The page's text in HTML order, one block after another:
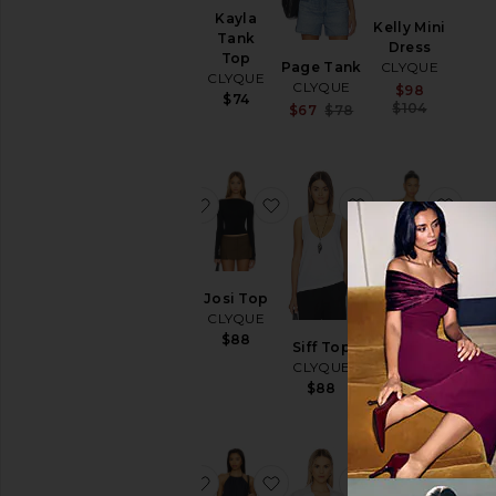
Kayla
Tank
Top
CLYQUE
$74
Page Tank
CLYQUE
Sale price:
$67 $78
Kelly Mini
Dress
CLYQUE
$98
$104
favoritoKelly Tank Top
Josi Top
CLYQUE
$88
favoritoJosi Top
Siff Top
CLYQUE
$88
favoritoSiff Top
Anastazia
Bodysuit
CLYQUE
$120
favoritoMarianna Cardigan
favoritoTauni TopfavoritoManana